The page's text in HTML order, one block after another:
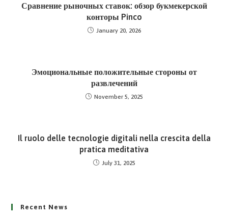
Сравнение рыночных ставок: обзор букмекерской
конторы Pinco
January 20, 2026
Эмоциональные положительные стороны от
развлечений
November 5, 2025
Il ruolo delle tecnologie digitali nella crescita della
pratica meditativa
July 31, 2025
Recent News